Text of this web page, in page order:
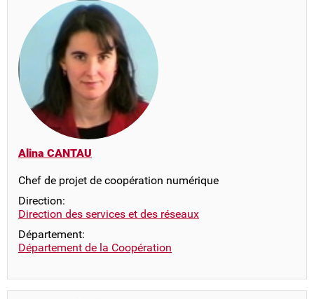
Alina CANTAU
Chef de projet de coopération numérique
Direction:
Direction des services et des réseaux
Département:
Département de la Coopération